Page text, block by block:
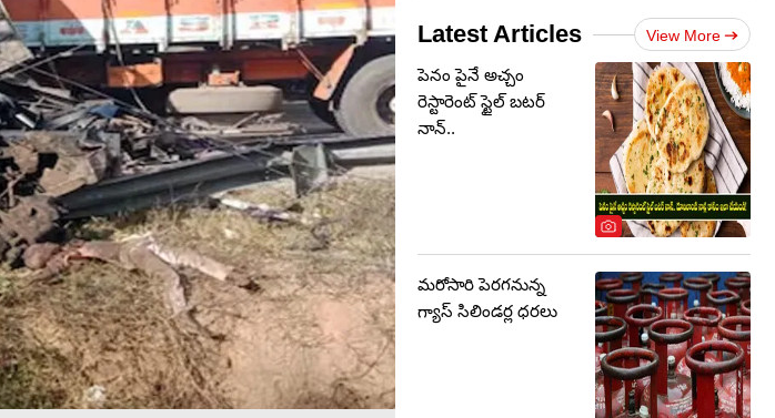
Latest Articles View More
పెనం పైనే అచ్చం
రెస్టారెంట్ స్టైల్ బటర్
నాన్..
మరోసారి పెరగనున్న
గ్యాస్ సిలిండర్ల ధరలు